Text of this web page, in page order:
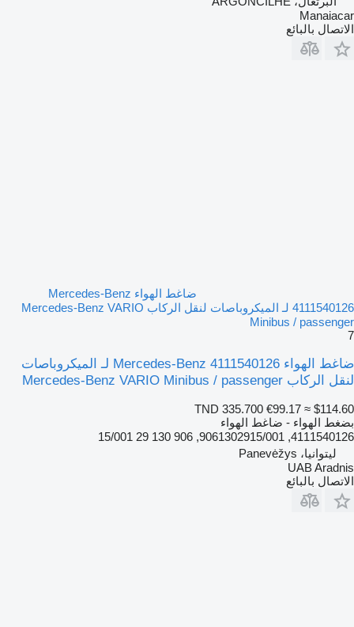
Manaiacar
الاتصال بالبائع
ضاغط الهواء Mercedes-Benz
4111540126 لـ الميكروباصات لنقل الركاب Mercedes-Benz VARIO
Minibus / passenger
7
ضاغط الهواء Mercedes-Benz 4111540126 لـ الميكروباصات
لنقل الركاب Mercedes-Benz VARIO Minibus / passenger
TND 335.700 €99.17 ≈ $114.60
بضغط الهواء - ضاغط الهواء
4111540126, 9061302915/001, 906 130 29 15/001
ليتوانيا، Panevėžys
UAB Aradnis
الاتصال بالبائع